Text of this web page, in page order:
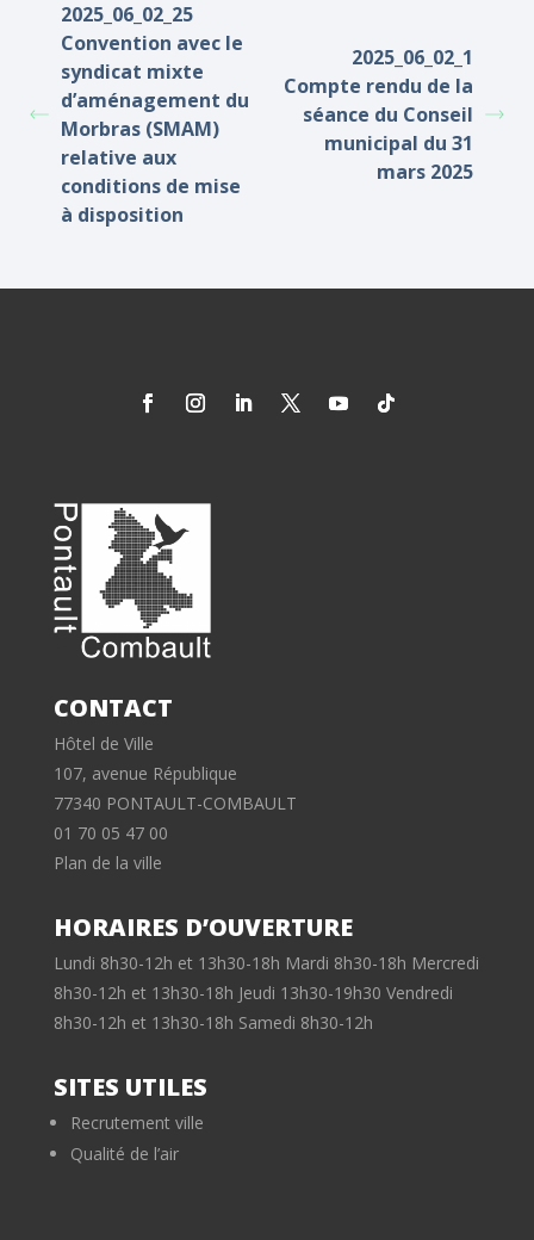
2025_06_02_25
Convention avec le
syndicat mixte
d’aménagement du
Morbras (SMAM)
relative aux
conditions de mise
à disposition
2025_06_02_1
Compte rendu de la
séance du Conseil
municipal du 31
mars 2025
CONTACT
Hôtel de Ville
107, avenue République
77340 PONTAULT-COMBAULT
01 70 05 47 00
Plan de la ville
HORAIRES D’OUVERTURE
Lundi 8h30-12h et 13h30-18h Mardi 8h30-18h Mercredi
8h30-12h et 13h30-18h Jeudi 13h30-19h30 Vendredi
8h30-12h et 13h30-18h Samedi 8h30-12h
SITES UTILES
Recrutement ville
Qualité de l’air